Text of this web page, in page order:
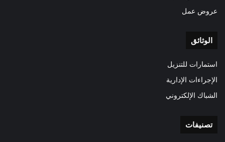
عروض عمل
الوثائق
استمارات للتنزيل
الإجراءات الإدارية
الشباك الإلكتروني
تصنيفات